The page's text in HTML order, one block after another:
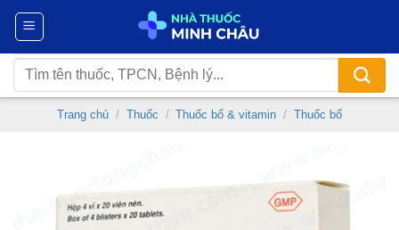
Chuyển
nội
dung
Tìm
kiếm:
Trang chủ / Thuốc / Thuốc bổ & vitamin / Thuốc bổ